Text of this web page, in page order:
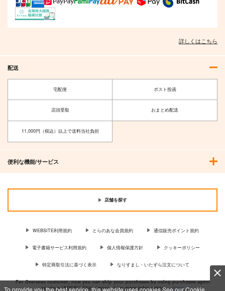
To provide you the best service, this website uses cookies.See our Cookie
GRINP
1,320円（税込）
GRINP
ポッポ焼き屋
サンプル
脳髄魔術
サンプル
作品詳細
詳しくはこちら
配送
宅配便 ポスト投函
店頭受取 おまとめ配送
11,000円（税込）以上で送料当社負担
便利な機能/サービス
店舗を探す
WEBSITE利用規約 とらのあな会員規約 通信販売ポイント規約
電子書籍サービス利用規約 個人情報保護方針 クッキーポリシー
特定商取引法に基づく表示 なりすまし・いたずら注文について
For Overseas customer, now you can ship your purchases by using purchases agent
services “AOCS”! Click {more…} for more information …more